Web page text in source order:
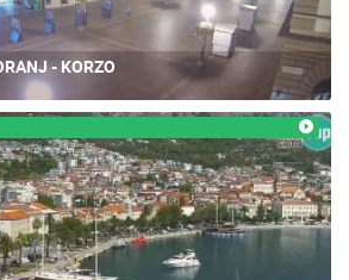
- KORZO